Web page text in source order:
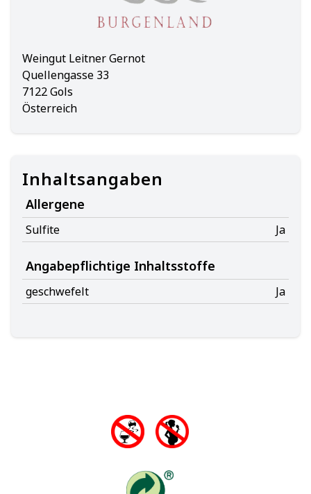
Weingut Leitner Gernot
Quellengasse 33
7122 Gols
Österreich
Inhaltsangaben
Allergene
Sulfite Ja
Angabepflichtige Inhaltsstoffe
geschwefelt Ja